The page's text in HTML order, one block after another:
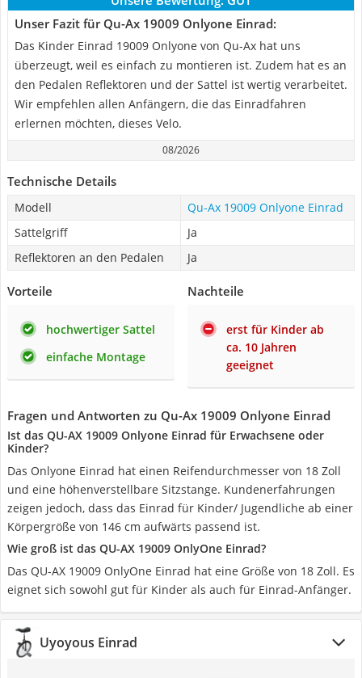
Unser Fazit für Qu-Ax 19009 Onlyone Einrad:
Das Kinder Einrad 19009 Onlyone von Qu-Ax hat uns
überzeugt, weil es einfach zu montieren ist. Zudem hat es an
den Pedalen Reflektoren und der Sattel ist wertig verarbeitet.
Wir empfehlen allen Anfängern, die das Einradfahren
erlernen möchten, dieses Velo.
08/2026
Technische Details
Modell
Qu-Ax 19009 Onlyone Einrad
Sattelgriff
Ja
Reflektoren an den Pedalen
Ja
Vorteile
hochwertiger Sattel
einfache Montage
Nachteile
erst für Kinder ab
ca. 10 Jahren
geeignet
Fragen und Antworten zu Qu-Ax 19009 Onlyone Einrad
Ist das QU-AX 19009 Onlyone Einrad für Erwachsene oder
Kinder?
Das Onlyone Einrad hat einen Reifendurchmesser von 18 Zoll
und eine höhenverstellbare Sitzstange. Kundenerfahrungen
zeigen jedoch, dass das Einrad für Kinder/ Jugendliche ab einer
Körpergröße von 146 cm aufwärts passend ist.
Wie groß ist das QU-AX 19009 OnlyOne Einrad?
Das QU-AX 19009 OnlyOne Einrad hat eine Größe von 18 Zoll. Es
eignet sich sowohl gut für Kinder als auch für Einrad-Anfänger.
Uyoyous Einrad